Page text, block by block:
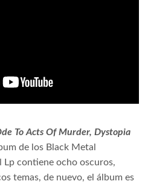
To Acts Of Murder, Dystopia
de los Black Metal
Lp contiene ocho oscuros,
temas, de nuevo, el álbum es